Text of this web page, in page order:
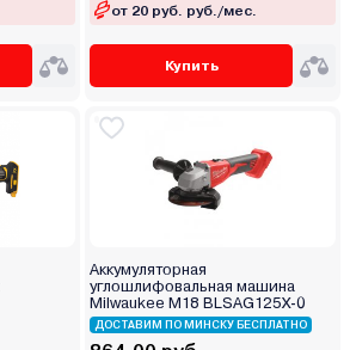
от 20 руб. руб./мес.
Купить
Аккумуляторная
углошлифовальная машина
Milwaukee M18 BLSAG125X-0
ДОСТАВИМ ПО МИНСКУ БЕСПЛАТНО